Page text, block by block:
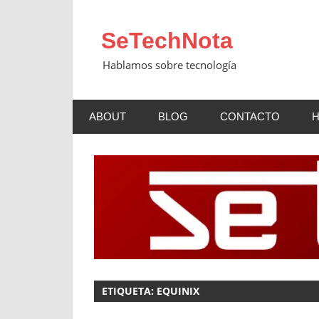
contenidoSeTechNota
Hablamos sobre tecnología
ABOUT BLOG CONTACTO
ETIQUETA: EQUINIX